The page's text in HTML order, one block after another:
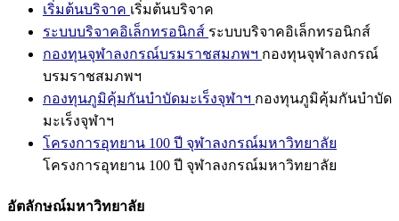
เริ่มต้นบริจาค เริ่มต้นบริจาค
ระบบบริจาคอิเล็กทรอนิกส์ ระบบบริจาคอิเล็กทรอนิกส์
กองทุนจุฬาลงกรณ์บรมราชสมภพฯ กองทุนจุฬาลงกรณ์
บรมราชสมภพฯ
กองทุนภูมิคุ้มกันบำบัดมะเร็งจุฬาฯ กองทุนภูมิคุ้มกันบำบัด
มะเร็งจุฬาฯ
โครงการอุทยาน 100 ปี จุฬาลงกรณ์มหาวิทยาลัย
โครงการอุทยาน 100 ปี จุฬาลงกรณ์มหาวิทยาลัย
อัตลักษณ์มหาวิทยาลัย